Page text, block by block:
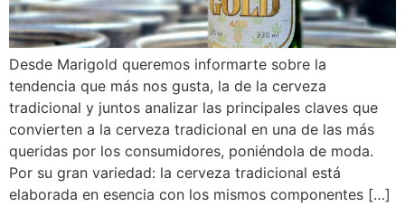
Desde Marigold queremos informarte sobre la
tendencia que más nos gusta, la de la cerveza
tradicional y juntos analizar las principales claves que
convierten a la cerveza tradicional en una de las más
queridas por los consumidores, poniéndola de moda.
Por su gran variedad: la cerveza tradicional está
elaborada en esencia con los mismos componentes […]